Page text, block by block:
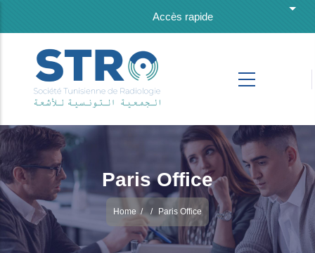
Accès rapide
List
Paris Office
Home / / Paris Office